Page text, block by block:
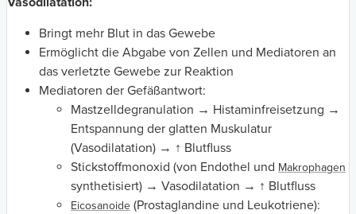
Bringt mehr Blut in das Gewebe
Ermöglicht die Abgabe von Zellen und Mediatoren an
das verletzte Gewebe zur Reaktion
Mediatoren der Gefäßantwort:
Mastzelldegranulation → Histaminfreisetzung →
Entspannung der glatten Muskulatur
(Vasodilatation) → ↑ Blutfluss
Stickstoffmonoxid (von Endothel und Makrophagen
synthetisiert) → Vasodilatation → ↑ Blutfluss
Eicosanoide (Prostaglandine und Leukotriene):